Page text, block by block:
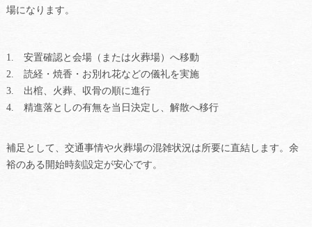
場になります。
安置確認と会場（または火葬場）へ移動
読経・焼香・お別れ花などの儀礼を実施
出棺、火葬、収骨の順に進行
精進落としの有無を当日決定し、解散へ移行
補足として、交通事情や火葬場の混雑状況は所要に直結します。余
裕のある開始時刻設定が安心です。